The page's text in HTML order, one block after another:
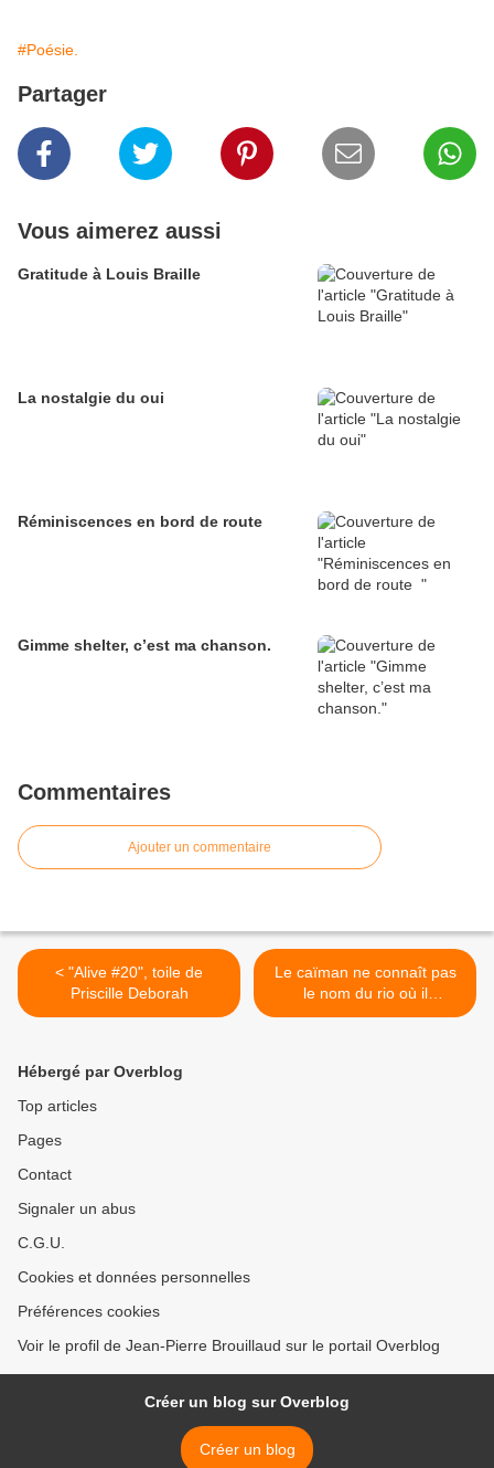
#Poésie.
Partager
Vous aimerez aussi
Gratitude à Louis Braille
La nostalgie du oui
Gimme shelter, c’est ma chanson.
Commentaires
Ajouter un commentaire
< "Alive #20", toile de
Priscille Deborah
Le caïman ne connaît pas
le nom du rio où il
fainéante. >
Hébergé par Overblog
Top articles
Pages
Contact
Signaler un abus
C.G.U.
Cookies et données personnelles
Préférences cookies
Voir le profil de Jean-Pierre Brouillaud sur le portail Overblog
Créer un blog sur Overblog
Créer un blog